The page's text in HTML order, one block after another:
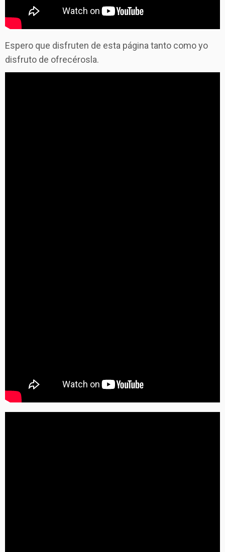
Espero que disfruten de esta página tanto como yo
disfruto de ofrecérosla.